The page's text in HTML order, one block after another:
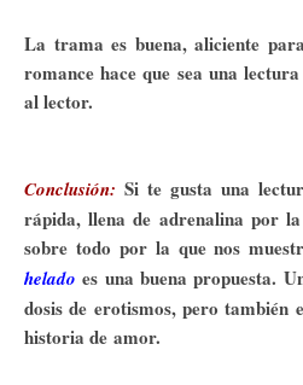
La trama es buena, aliciente
romance hace que sea una
al lector.
Conclusión: Si te gusta una
rápida, llena de adrenalina por
sobre todo por la que nos
helado es una buena propuesta.
dosis de erotismos, pero también
historia de amor.